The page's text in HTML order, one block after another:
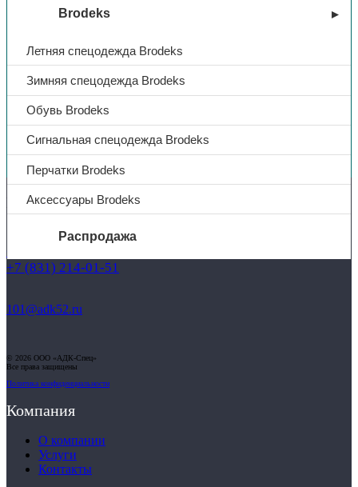
Brodeks
Летняя спецодежда Brodeks
Зимняя спецодежда Brodeks
Обувь Brodeks
Сигнальная спецодежда Brodeks
Перчатки Brodeks
Аксессуары Brodeks
Распродажа
О компании
Доставка
Маркировка противогазов
Основные ТР ТС, ГОСТ и ТУ
Контакты
Вы недавно смотрели
Контакты
+7 (831) 214-01-51
101@adk52.ru
© 2026 ООО «АДК-Спец»
Все права защищены
Политика конфиденциальности
Компания
О компании
Услуги
Контакты